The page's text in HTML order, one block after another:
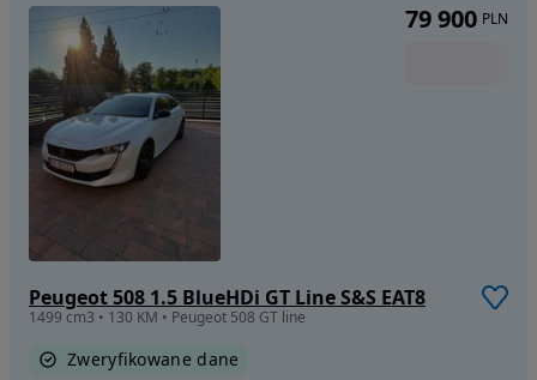
Peugeot 508 1.5 BlueHDi GT Line S&S EAT8
1499 cm3 • 130 KM • Peugeot 508 GT line
Zweryfikowane dane
79 900 PLN